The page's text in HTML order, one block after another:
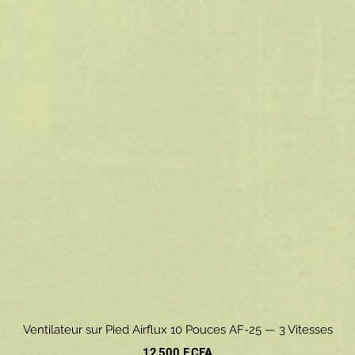
Aperçu rapide
Ventilateur sur Pied Airflux 10 Pouces AF-25 — 3 Vitesses
Prix